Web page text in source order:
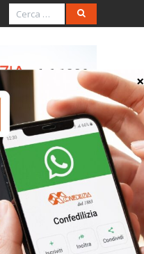
–
attività
nulla